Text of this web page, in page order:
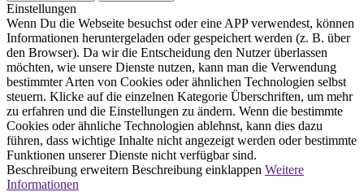
Einstellungen
Wenn Du die Webseite besuchst oder eine APP verwendest, können
Informationen heruntergeladen oder gespeichert werden (z. B. über
den Browser). Da wir die Entscheidung den Nutzer überlassen
möchten, wie unsere Dienste nutzen, kann man die Verwendung
bestimmter Arten von Cookies oder ähnlichen Technologien selbst
steuern. Klicke auf die einzelnen Kategorie Überschriften, um mehr
zu erfahren und die Einstellungen zu ändern. Wenn die bestimmte
Cookies oder ähnliche Technologien ablehnst, kann dies dazu
führen, dass wichtige Inhalte nicht angezeigt werden oder bestimmte
Funktionen unserer Dienste nicht verfügbar sind.
Beschreibung erweitern Beschreibung einklappen Weitere
Informationen